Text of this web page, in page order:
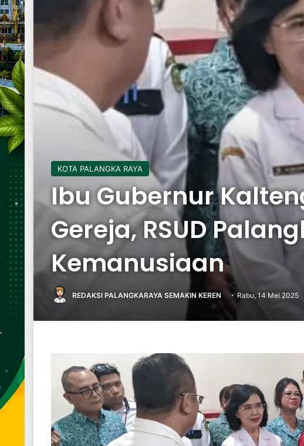
KOTA PALANGKA RAYA
Ibu Gubernur
Gereja, RSUD
Kemanusiaan
REDAKSI PALANGKARAYA SEMAKIN KEREN Rabu, 14 Mei 2025